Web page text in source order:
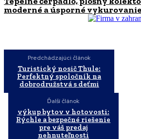
moderné a úsporné
Predchádzajúci článok
Turistický nosič Thule:
Perfektný spoločník na
dobrodružstvá s deťmi
Ďalší článok
výkup bytov v hotovosti:
Rýchle a bezpečné riešenie
pre váš predaj
nehnuteľnosti